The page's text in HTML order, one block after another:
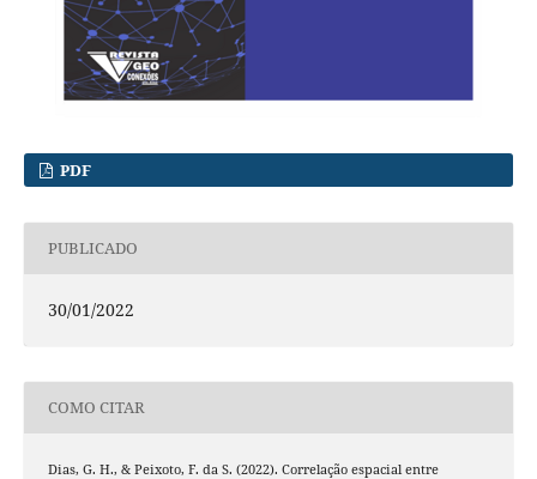
PDF
PUBLICADO
30/01/2022
COMO CITAR
Dias, G. H., & Peixoto, F. da S. (2022). Correlação espacial entre